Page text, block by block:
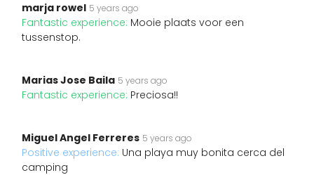
marja rowel 5 years ago
Fantastic experience: Mooie plaats voor een
tussenstop.
Marias Jose Baila 5 years ago
Fantastic experience: Preciosa!!
Miguel Angel Ferreres 5 years ago
Positive experience: Una playa muy bonita cerca del
camping